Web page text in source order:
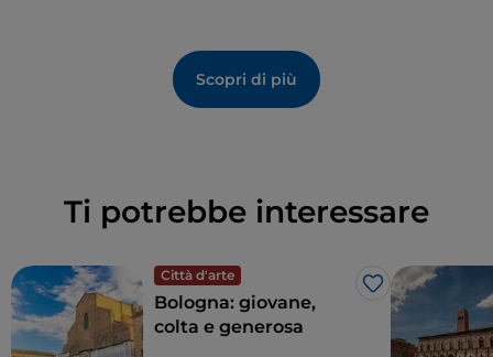
Scopri di più
Ti potrebbe interessare
Città d'arte
Like
Bologna: giovane,
colta e generosa